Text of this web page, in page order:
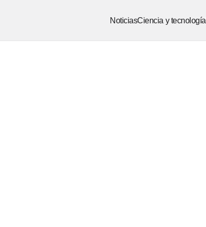
NoticiasCiencia y tecnología